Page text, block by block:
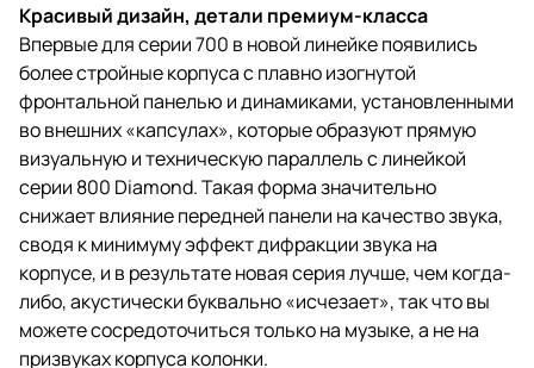
Красивый дизайн, детали премиум-класса
Впервые для серии 700 в новой линейке появились
более стройные корпуса с плавно изогнутой
фронтальной панелью и динамиками, установленными
во внешних «капсулах», которые образуют прямую
визуальную и техническую параллель с линейкой
серии 800 Diamond. Такая форма значительно
снижает влияние передней панели на качество звука,
сводя к минимуму эффект дифракции звука на
корпусе, и в результате новая серия лучше, чем когда-
либо, акустически буквально «исчезает», так что вы
можете сосредоточиться только на музыке, а не на
призвуках корпуса колонки.